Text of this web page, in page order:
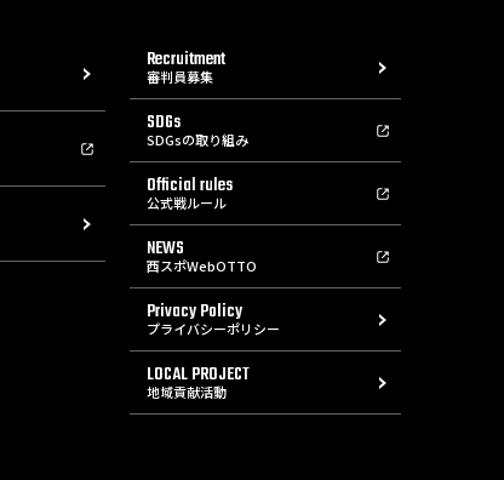
Recruitment
審判員募集
SDGs
SDGsの取り組み
Official rules
公式戦ルール
NEWS
西スポWebOTTO
Privacy Policy
プライバシーポリシー
LOCAL PROJECT
地域貢献活動